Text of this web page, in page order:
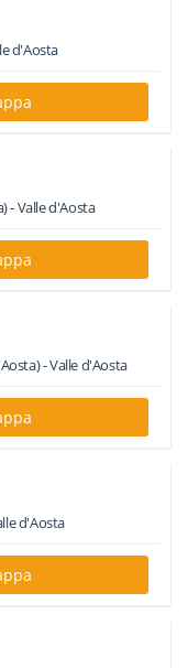
d'Aosta
-Valle d'Aosta
-Valle d'Aosta
d'Aosta